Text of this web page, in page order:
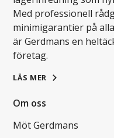
Med professionell
minimigarantier på
är Gerdmans en
företag.
LÄS MER
Om oss
Möt Gerdmans